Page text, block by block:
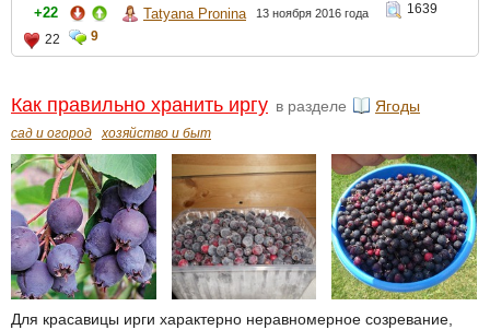
+22 Tatyana Pronina 13 ноября 2016 года
1639
22
9
Как правильно хранить иргу в разделе Ягоды
сад и огород хозяйство и быт
Для красавицы ирги характерно неравномерное созревание,